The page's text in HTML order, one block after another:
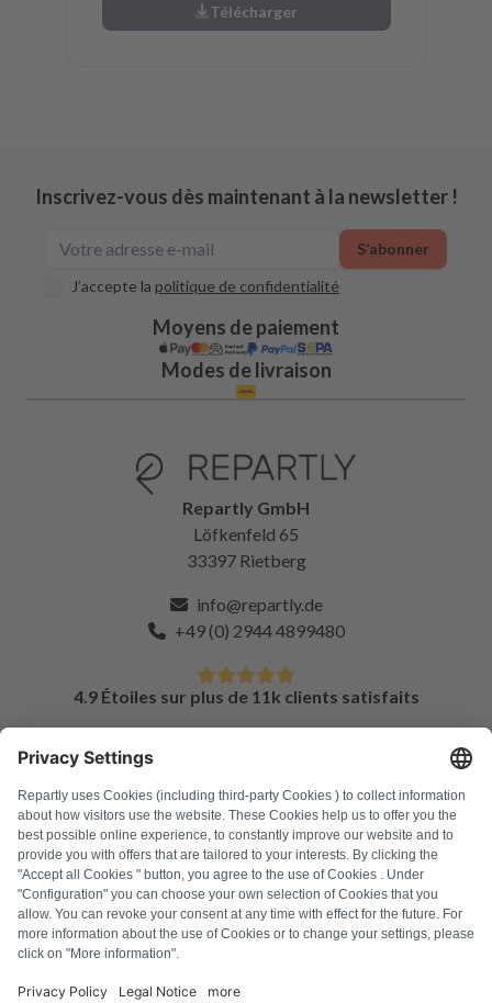
Télécharger
Inscrivez-vous dès maintenant à la newsletter !
J’accepte la politique de confidentialité
S’abonner
Moyens de paiement
Modes de livraison
Repartly GmbH
Löfkenfeld 65
33397 Rietberg
info@repartly.de
+49 (0) 2944 4899480
4.9 Étoiles sur plus de 11k clients satisfaits
FAQ
Tous les codes d'erreur
À propos de nous
Presse